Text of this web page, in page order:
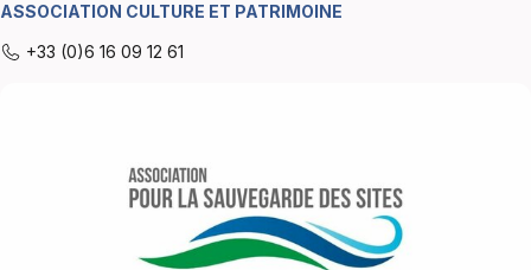
ASSOCIATION CULTURE ET PATRIMOINE
+33 (0)6 16 09 12 61